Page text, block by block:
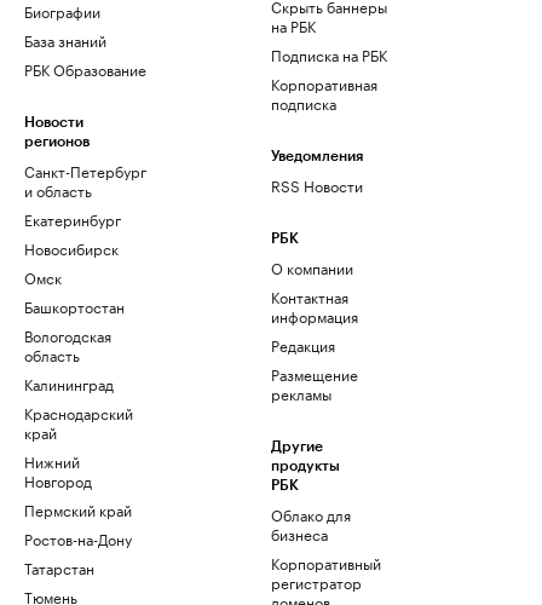
Биографии
База знаний
РБК Образование
Новости
регионов
Санкт-Петербург
и область
Екатеринбург
Новосибирск
Омск
Башкортостан
Вологодская
область
Калининград
Краснодарский
край
Нижний
Новгород
Пермский край
Ростов-на-Дону
Татарстан
Тюмень
Скрыть баннеры
на РБК
Подписка на РБК
Корпоративная
подписка
Уведомления
RSS Новости
РБК
О компании
Контактная
информация
Редакция
Размещение
рекламы
Другие
продукты
РБК
Облако для
бизнеса
Корпоративный
регистратор